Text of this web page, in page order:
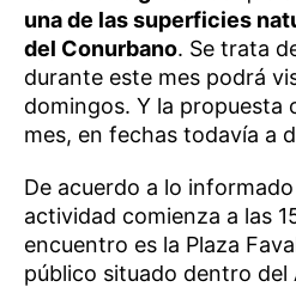
una de las superficies
del Conurbano. Se trata
durante este mes podrá
domingos. Y la propuesta
mes, en fechas todavía a
De acuerdo a lo
actividad comienza a las
encuentro es la Plaza
público situado dentro del